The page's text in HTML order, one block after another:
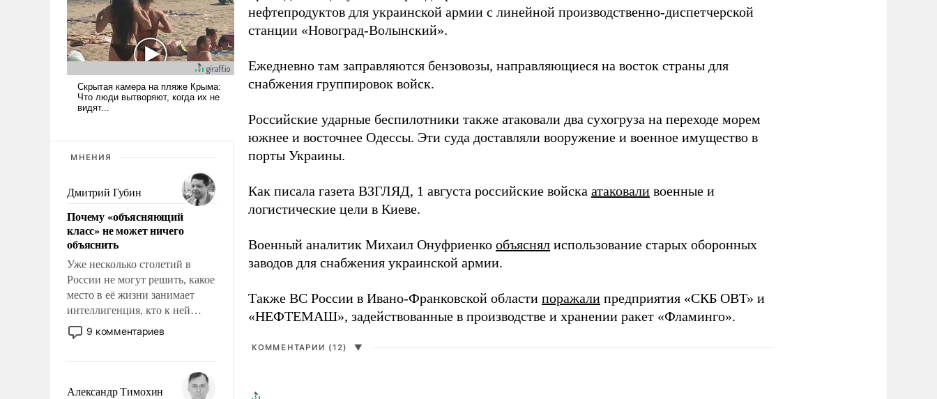
МНЕНИЯ
Дмитрий Губин
Почему «объясняющий
класс» не может ничего
объяснить
Уже несколько столетий в
России не могут решить, какое
место в её жизни занимает
интеллигенция, кто к ней
принадлежит, а кого из неё
исключили с правом
чем она отличается от просто
образованных людей. Иногда
9 комментариев
Александр Тимохин
нефтепродуктов для украинской армии с линейной производственно-диспетчерской
станции «Новоград-Волынский».
Ежедневно там заправляются бензовозы, направляющиеся на восток страны для
снабжения группировок войск.
Российские ударные беспилотники также атаковали два сухогруза на переходе морем
южнее и восточнее Одессы. Эти суда доставляли вооружение и военное имущество в
порты Украины.
Как писала газета ВЗГЛЯД, 1 августа российские войска атаковали военные и
логистические цели в Киеве.
Военный аналитик Михаил Онуфриенко объяснял использование старых оборонных
заводов для снабжения украинской армии.
Также ВС России в Ивано-Франковской области поражали предприятия «СКБ ОВТ» и
«НЕФТЕМАШ», задействованные в производстве и хранении ракет «Фламинго».
КОММЕНТАРИИ (12) ▼